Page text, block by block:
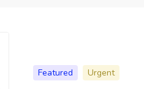
Featured Urgent